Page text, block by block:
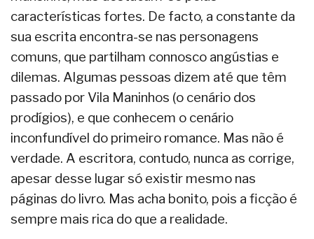
características fortes. De facto, a constante da
sua escrita encontra-se nas personagens
comuns, que partilham connosco angústias e
dilemas. Algumas pessoas dizem até que têm
passado por Vila Maninhos (o cenário dos
prodígios), e que conhecem o cenário
inconfundível do primeiro romance. Mas não é
verdade. A escritora, contudo, nunca as corrige,
apesar desse lugar só existir mesmo nas
páginas do livro. Mas acha bonito, pois a ficção é
sempre mais rica do que a realidade.